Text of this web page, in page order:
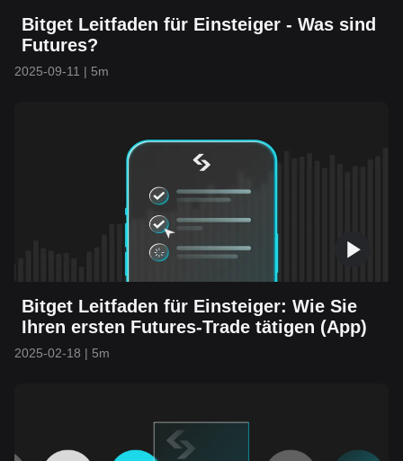
Bitget Leitfaden für Einsteiger - Was sind
Futures?
2025-09-11 | 5m
Bitget Leitfaden für Einsteiger: Wie Sie
Ihren ersten Futures-Trade tätigen (App)
2025-02-18 | 5m